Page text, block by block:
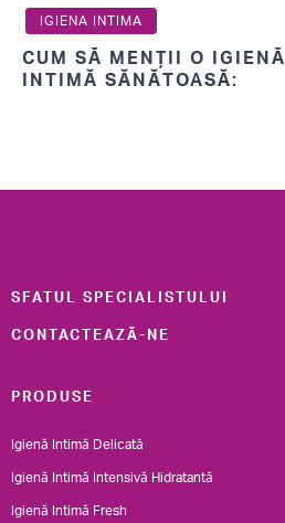
IGIENA INTIMA
CUM SĂ MENȚII O IGIENĂ
INTIMĂ SĂNĂTOASĂ:
SFATUL SPECIALISTULUI
CONTACTEAZĂ-NE
PRODUSE
Igienă Intimă Delicată
Igienă Intimă Intensivă Hidratantă
Igienă Intimă Fresh